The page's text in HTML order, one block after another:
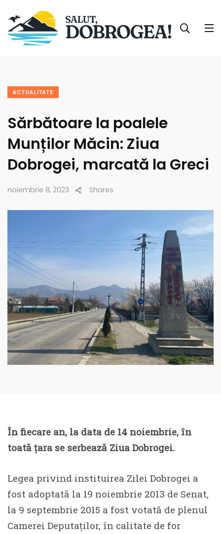
ACTUALITATE
Sărbătoare la poalele
Munților Măcin: Ziua
Dobrogei, marcată la Greci
noiembrie 8, 2023 Shares
În fiecare an, la data de 14 noiembrie, în
toată țara se serbează Ziua Dobrogei.
Legea privind instituirea Zilei Dobrogei a
fost adoptată la 19 noiembrie 2013 de Senat,
la 9 septembrie 2015 a fost votată de plenul
Camerei Deputaţilor, în calitate de for